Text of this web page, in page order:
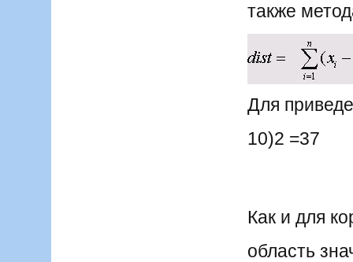
также
Для
10)2 =37
Как и для
область